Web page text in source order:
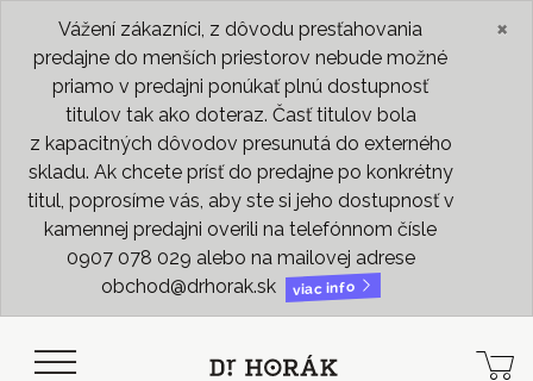
Vážení zákazníci, z dôvodu presťahovania
predajne do menších priestorov nebude možné
priamo v predajni ponúkať plnú dostupnosť
titulov tak ako doteraz. Časť titulov bola
z kapacitných dôvodov presunutá do externého
skladu. Ak chcete prísť do predajne po konkrétny
titul, poprosíme vás, aby ste si jeho dostupnosť v
kamennej predajni overili na telefónnom čísle
0907 078 029 alebo na mailovej adrese
obchod@drhorak.sk
viac info
×